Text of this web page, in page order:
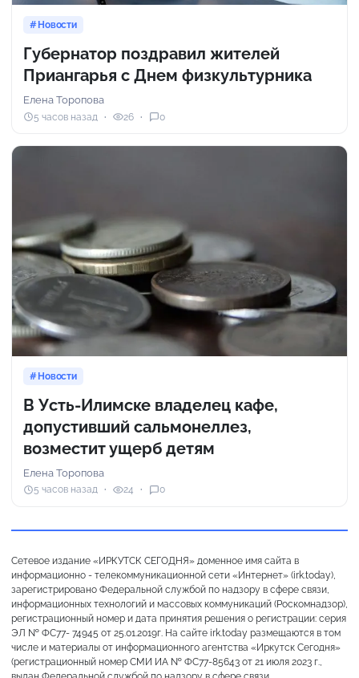
Новости
Губернатор поздравил жителей
Приангарья с Днем физкультурника
Елена Торопова
5 часов назад 26 0
Новости
В Усть-Илимске владелец кафе,
допустивший сальмонеллез,
возместит ущерб детям
Елена Торопова
5 часов назад 24 0
Сетевое издание «ИРКУТСК СЕГОДНЯ» доменное имя сайта в
информационно - телекоммуникационной сети «Интернет» (irk.today),
зарегистрировано Федеральной службой по надзору в сфере связи,
информационных технологий и массовых коммуникаций (Роскомнадзор),
регистрационный номер и дата принятия решения о регистрации: серия
ЭЛ № ФС77- 74945 от 25.01.2019г. На сайте irk.today размещаются в том
числе и материалы от информационного агентства «Иркутск Сегодня»
(регистрационный номер СМИ ИА № ФС77-85643 от 21 июля 2023 г.,